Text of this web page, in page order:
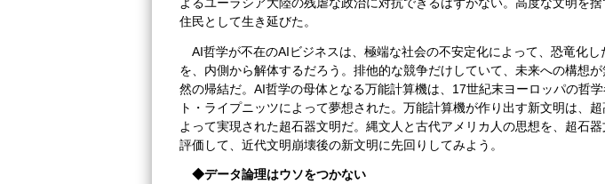
住民として生き延びた。
AI哲学が不在のAIビジネスは、極端な社会の不安定化によって、恐竜化し
を、内側から解体するだろう。排他的な競争だけしていて、未来への構想
然の帰結だ。AI哲学の母体となる万能計算機は、17世紀末ヨーロッパの哲
ト・ライプニッツによって夢想された。万能計算機が作り出す新文明は、
よって実現された超石器文明だ。縄文人と古代アメリカ人の思想を、超石
評価して、近代文明崩壊後の新文明に先回りしてみよう。
◆データ論理はウソをつかない